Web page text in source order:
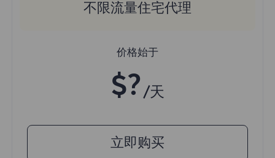
不限流量住宅代理
价格始于
$? /天
立即购买